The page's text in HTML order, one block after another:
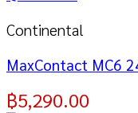
Continental
MaxContact MC6
฿5,290.00